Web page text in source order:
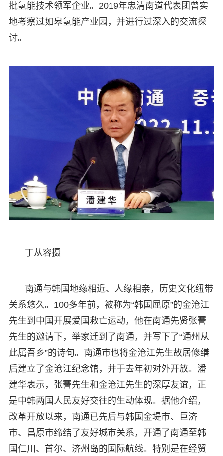
批氢能技术领军企业。2019年忠清南道代表团曾实
地考察过如皋氢能产业园，并进行过深入的交流探
讨。
丁从容摄
南通与韩国地缘相近、人缘相亲，历史文化纽带
关系悠久。100多年前，被称为“韩国 屈原”的金沧江
先生到中国开展爱国救亡运动，他在南通先贤张謇
先生的邀请下，举家迁到了南通，并写下了“通州从
此属吾乡”的诗句。南通市也将金沧江先生故居修缮
后建立了金沧江纪念馆，并于去年初对外开放。潘
建华表示，张謇先生和金沧江先生的深厚友谊，正
是中韩两国人民友好交往的生动体现。据他介绍，
改革开放以来，南通已先后与韩国金堤市、巨济
市、昌原市缔结了友好城市关系，开通了南通至韩
国仁川、首尔、济州岛的国际航线。特别是在经贸